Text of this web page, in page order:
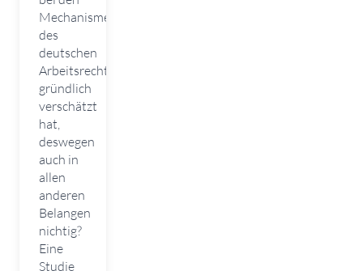
Mechanismen
des
deutschen
Arbeitsrechts
gründlich
verschätzt
hat,
deswegen
auch in
allen
anderen
Belangen
nichtig?
Eine
Studie